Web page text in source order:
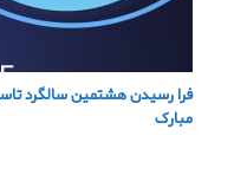
فرا رسیدن هشتمین سالگرد
مبارک